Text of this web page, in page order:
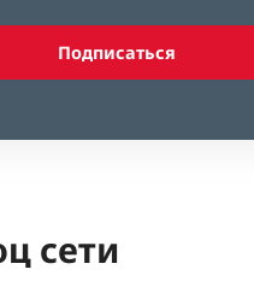
Подписаться
сети